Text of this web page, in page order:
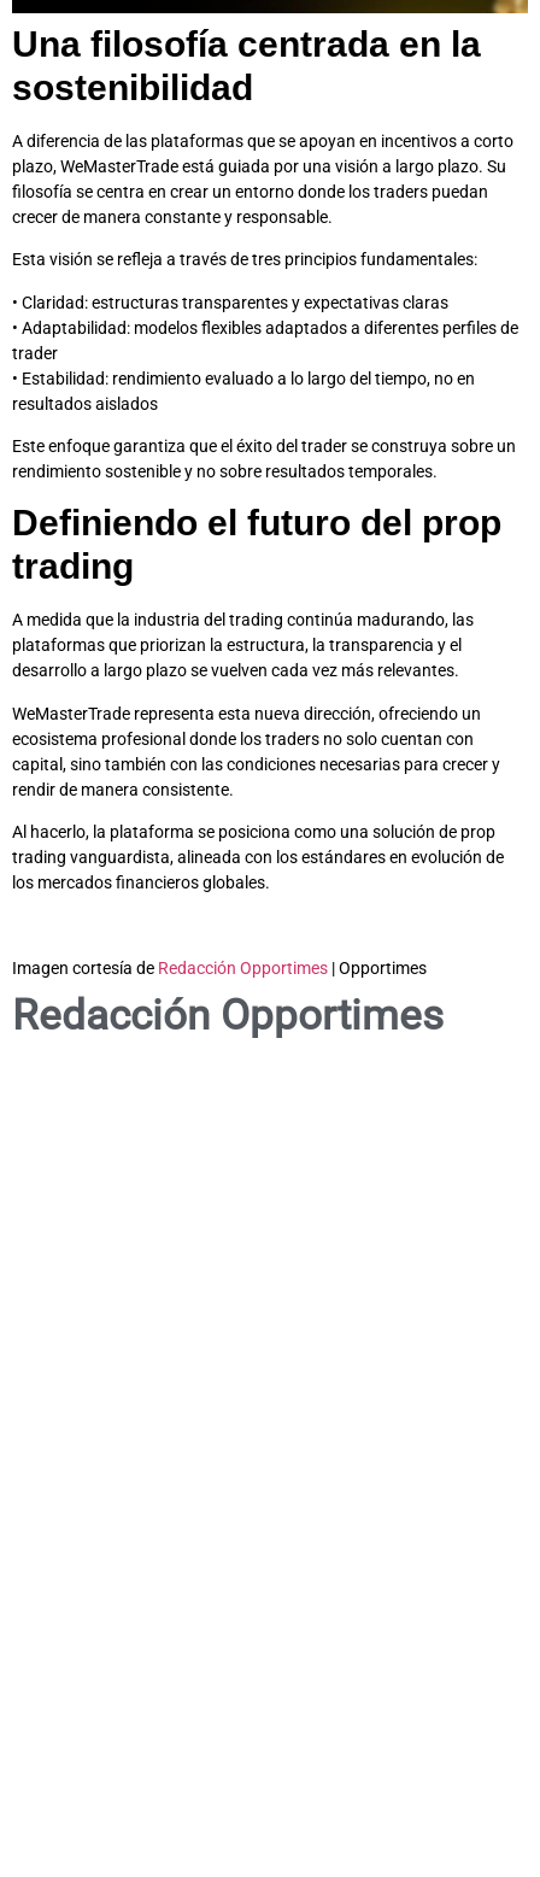
Una filosofía centrada en la
sostenibilidad
A diferencia de las plataformas que se apoyan en incentivos a corto
plazo, WeMasterTrade está guiada por una visión a largo plazo. Su
filosofía se centra en crear un entorno donde los traders puedan
crecer de manera constante y responsable.
Esta visión se refleja a través de tres principios fundamentales:
• Claridad: estructuras transparentes y expectativas claras
• Adaptabilidad: modelos flexibles adaptados a diferentes perfiles de
trader
• Estabilidad: rendimiento evaluado a lo largo del tiempo, no en
resultados aislados
Este enfoque garantiza que el éxito del trader se construya sobre un
rendimiento sostenible y no sobre resultados temporales.
Definiendo el futuro del prop
trading
A medida que la industria del trading continúa madurando, las
plataformas que priorizan la estructura, la transparencia y el
desarrollo a largo plazo se vuelven cada vez más relevantes.
WeMasterTrade representa esta nueva dirección, ofreciendo un
ecosistema profesional donde los traders no solo cuentan con
capital, sino también con las condiciones necesarias para crecer y
rendir de manera consistente.
Al hacerlo, la plataforma se posiciona como una solución de prop
trading vanguardista, alineada con los estándares en evolución de
los mercados financieros globales.
Imagen cortesía de Redacción Opportimes | Opportimes
Redacción Opportimes